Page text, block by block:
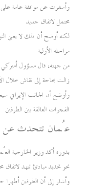
وأسفرت عن موافقة عامة على
محتمل لاتفاق جديد
لكنه أوضح أن ذلك لا يعني
مراحله الأولية
من جهته، قال مسؤول أميركي
زالت بحاجة إلى نقاش خلال
وأوضح أن الجانب الإيراني
الفجوات العالقة بين الطرفين
عُمان تتحدث عن
بدوره أكد وزير الخارجية
نحو تحديد مبادئ تمهد لاتفاق
وأشار إلى أن الطرفين أظهرا